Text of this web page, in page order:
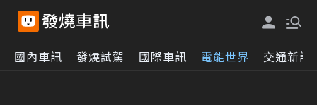
國內車訊 發燒試駕 國際車訊 電能世界 交通新訊